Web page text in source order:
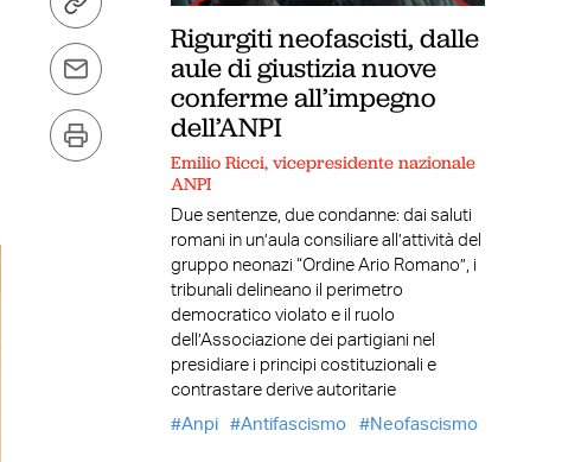
Rigurgiti neofascisti, dalle
aule di giustizia nuove
conferme all’impegno
dell’ANPI
Emilio Ricci, vicepresidente nazionale
ANPI
Due sentenze, due condanne: dai saluti
romani in un’aula consiliare all’attività del
gruppo neonazi “Ordine Ario Romano”, i
tribunali delineano il perimetro
democratico violato e il ruolo
dell’Associazione dei partigiani nel
presidiare i principi costituzionali e
contrastare derive autoritarie
Anpi
Antifascismo Neofascismo